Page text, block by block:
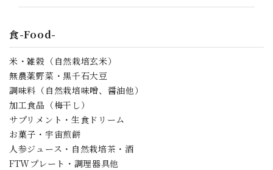
食-Food-
米・雑穀（自然栽培玄米）
無農薬野菜・黒千石大豆
調味料（自然栽培味噌、醤油他）
加工食品（梅干し）
サプリメント・生食ドリーム
お菓子・宇宙煎餅
人参ジュース・自然栽培茶・酒
FTWプレート・調理器具他